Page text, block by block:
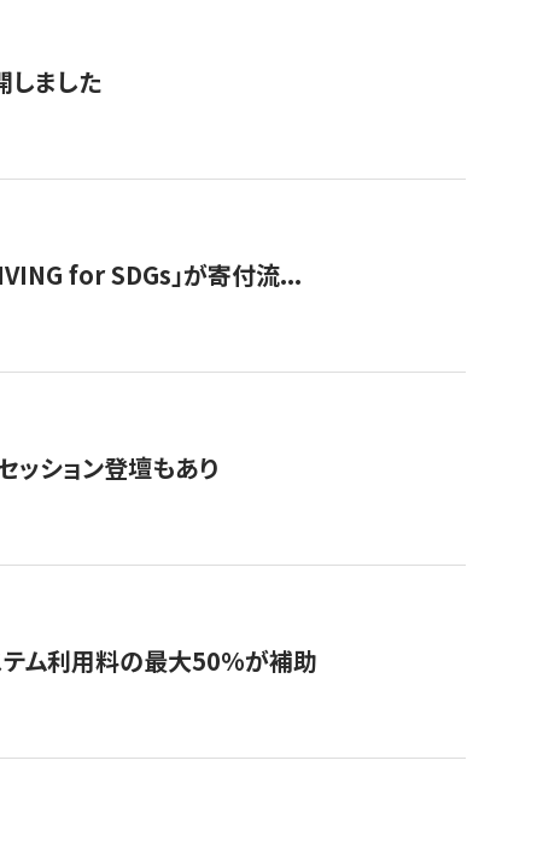
しました
for SDGs」が寄付流...
ッション登壇もあり
テム利用料の最大50%が補助